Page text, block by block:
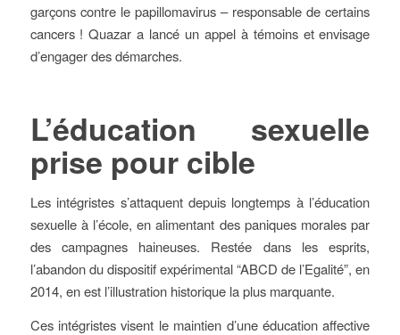
garçons contre le papillomavirus – responsable de certains
cancers ! Quazar a lancé un appel à témoins et envisage
d’engager des démarches.
L’éducation sexuelle
prise pour cible
Les intégristes s’attaquent depuis longtemps à l’éducation
sexuelle à l’école, en alimentant des paniques morales par
des campagnes haineuses. Restée dans les esprits,
l’abandon du dispositif expérimental “ABCD de l’Egalité”, en
2014, en est l’illustration historique la plus marquante.
Ces intégristes visent le maintien d’une éducation affective